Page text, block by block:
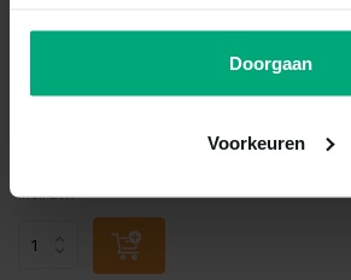
Doorgaan
Voorkeuren
Rogz fanbelt step-in h
Incl. btw